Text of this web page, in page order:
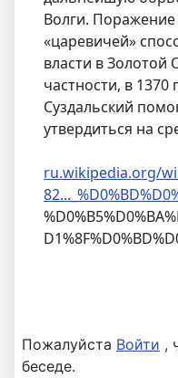
Волги.
«царевичей»
власти в Золотой
частности, в 1370
Суздальский
утвердиться на
ru.wikipedia.org/
Пожалуйста Войти ,
беседе.